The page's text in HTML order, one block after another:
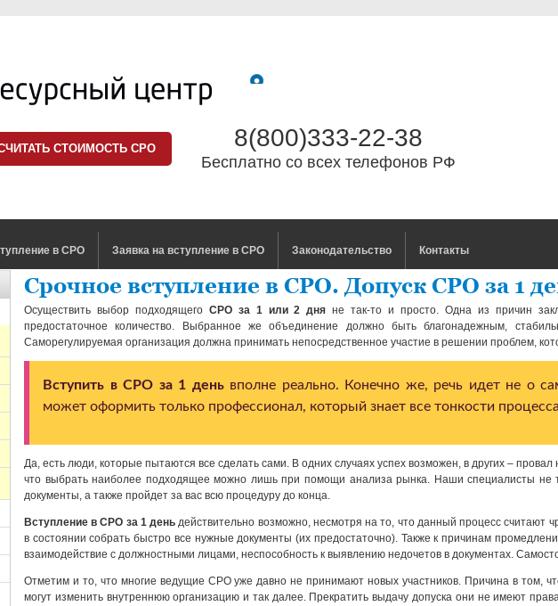
СТОИМОСТЬ СРО 8(800)333-22-38
Бесплатно со всех телефонов РФ
в СРО Заявка на вступление в СРО Законодательство Контакты
Срочное вступление в СРО. Допуск СРО за 1
Осуществить выбор подходящего СРО за 1 или 2 дня не так-то и просто. Одна из причин
предостаточное количество. Выбранное же объединение должно быть благонадежным,
Саморегулируемая организация должна принимать непосредственное участие в решении проблем,
Вступить в СРО за 1 деньвполне реально. Конечно же, речь идет не о
может оформить только профессионал, который знает все тонкости
Да, есть люди, которые пытаются все сделать сами. В одних случаях успех возможен, в других –
что выбрать наиболее подходящее можно лишь при помощи анализа рынка. Наши специалисты не
документы, а также пройдет за вас всю процедуру до конца.
Вступление в СРО за 1 день действительно возможно, несмотря на то, что данный процесс считают
в состоянии собрать быстро все нужные документы (их предостаточно). Также к причинам
взаимодействие с должностными лицами, неспособность к выявлению недочетов в документах.
Отметим и то, что многие ведущие СРО уже давно не принимают новых участников. Причина в том,
могут изменить внутреннюю организацию и так далее. Прекратить выдачу допуска они не имеют